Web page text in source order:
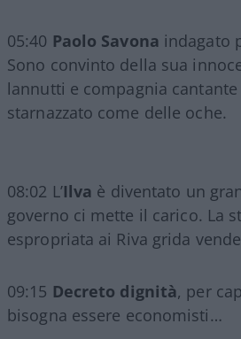
05:40 Paolo Savona indagato
Sono convinto della sua
lannutti e compagnia
starnazzato come delle oche.
08:02 L’Ilva è diventato un
governo ci mette il carico. La
espropriata ai Riva grida
09:15 Decreto dignità, per
bisogna essere economisti…